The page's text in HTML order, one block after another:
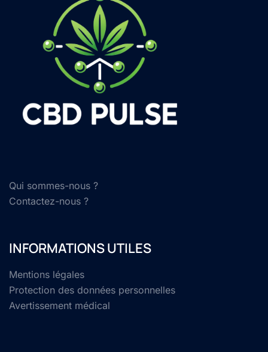
Qui sommes-nous ?
Contactez-nous ?
INFORMATIONS UTILES
Mentions légales
Protection des données personnelles
Avertissement médical